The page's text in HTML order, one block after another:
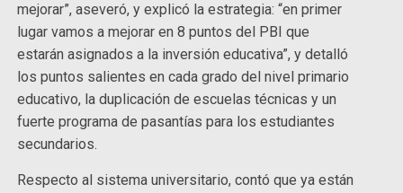
mejorar”, aseveró, y explicó la estrategia: “en primer
lugar vamos a mejorar en 8 puntos del PBI que
estarán asignados a la inversión educativa”, y detalló
los puntos salientes en cada grado del nivel primario
educativo, la duplicación de escuelas técnicas y un
fuerte programa de pasantías para los estudiantes
secundarios.
Respecto al sistema universitario, contó que ya están